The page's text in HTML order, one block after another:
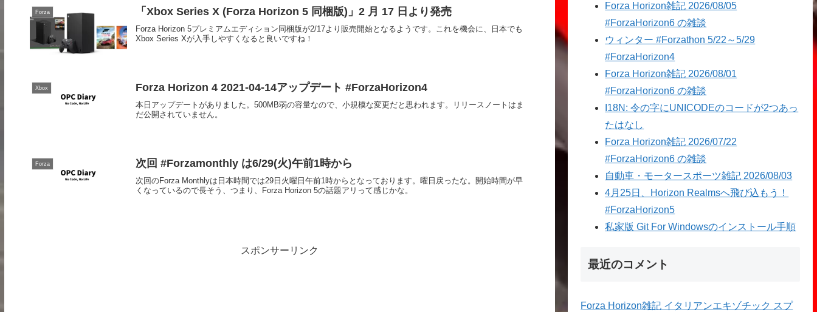
Forza 「Xbox Series X (Forza Horizon 5 同梱版)」2 月 17 日より発売
Forza Horizon 5プレミアムエディション同梱版が2/17より販売開始となるようです。これを機会に、日本でも
Xbox Series Xが入手しやすくなると良いですね！
Xbox Forza Horizon 4 2021-04-14アップデート #ForzaHorizon4
本日アップデートがありました。500MB弱の容量なので、小規模な変更だと思われます。リリースノートはま
だ公開されていません。
Forza 次回 #Forzamonthly は6/29(火)午前1時から
次回のForza Monthlyは日本時間では29日火曜日午前1時からとなっております。曜日戻ったな。開始時間が早
くなっているので長そう、つまり、Forza Horizon 5の話題アリって感じかな。
スポンサーリンク
Forza Horizon雑記 2026/08/05
#ForzaHorizon6 の雑談
ウィンター #Forzathon 5/22～5/29
#ForzaHorizon4
Forza Horizon雑記 2026/08/01
#ForzaHorizon6 の雑談
I18N: 令の字にUNICODEのコードが2つあっ
たはなし
Forza Horizon雑記 2026/07/22
#ForzaHorizon6 の雑談
自動車・モータースポーツ雑記 2026/08/03
4月25日、Horizon Realmsへ飛び込もう！
#ForzaHorizon5
私家版 Git For Windowsのインストール手順
最近のコメント
Forza Horizon雑記 イタリアンエキゾチック スプ